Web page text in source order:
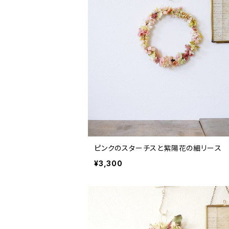
ピンクのスターチスと紫陽花の細リース
¥3,300